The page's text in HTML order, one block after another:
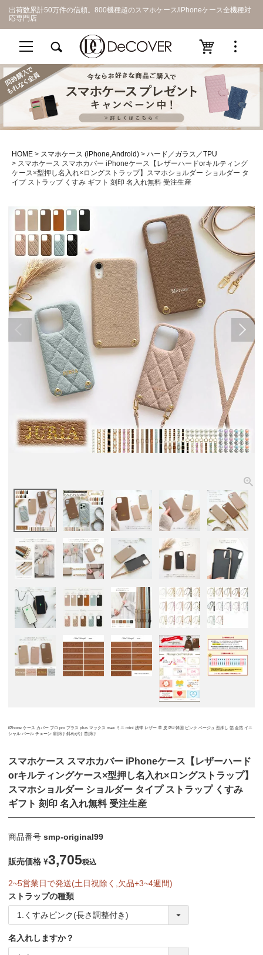
出荷数累計50万件の信頼。800機種超のスマホケース/iPhoneケース全機種対
応専門店
HOME スマホケース (iPhone,Android)
ハード／ガラス／TPU
スマホケース スマホカバー iPhoneケース【レザーハードorキルティング
ケース×型押し名入れ×ロングストラップ】スマホショルダー ショルダー タ
イプ ストラップ くすみ ギフト 刻印 名入れ無料 受注生産
iPhone ケース カバー プロ pro プラス plus マックス max ミニ mini 携帯 レザー 革 皮 PU 韓国 ピンク ベージュ 型押し 箔 金箔 イニ
シャル パール チェーン 肩掛け 斜めがけ 首掛け
スマホケース スマホカバー iPhoneケース【レザーハード
orキルティングケース×型押し名入れ×ロングストラップ】
スマホショルダー ショルダー タイプ ストラップ くすみ
ギフト 刻印 名入れ無料 受注生産
商品番号 smp-original99
販売価格 ¥3,705税込
2~5営業日で発送(土日祝除く,欠品+3~4週間)
ストラップの種類
名入れしますか？